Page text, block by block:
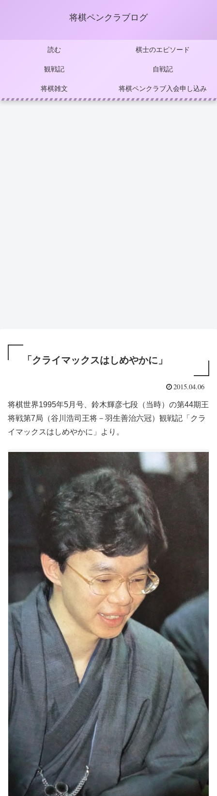
将棋ペンクラブログ
読む 棋士のエピソード
観戦記 自戦記
将棋雑文 将棋ペンクラブ入会申し込み
「クライマックスはしめやかに」
2015.04.06
将棋世界1995年5月号、鈴木輝彦七段（当時）の第44期王
将戦第7局（谷川浩司王将－羽生善治六冠）観戦記「クラ
イマックスはしめやかに」より。